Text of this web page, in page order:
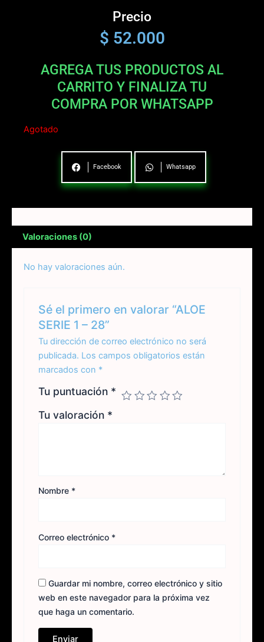
Precio
$ 52.000
AGREGA TUS PRODUCTOS AL
CARRITO Y FINALIZA TU
COMPRA POR WHATSAPP
Agotado
Facebook Whatsapp
Valoraciones (0)
No hay valoraciones aún.
Sé el primero en valorar “ALOE
SERIE 1 – 28”
Tu dirección de correo electrónico no será
publicada. Los campos obligatorios están
marcados con *
Tu puntuación *
Tu valoración *
Nombre *
Correo electrónico *
Guardar mi nombre, correo electrónico y sitio
web en este navegador para la próxima vez
que haga un comentario.